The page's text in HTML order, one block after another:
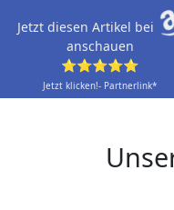
Jetzt diesen Artikel bei
anschauen
⭐⭐⭐⭐⭐
Jetzt klicken!- Partnerlink*